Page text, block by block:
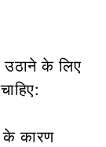
उठाने के लिए
के कारण